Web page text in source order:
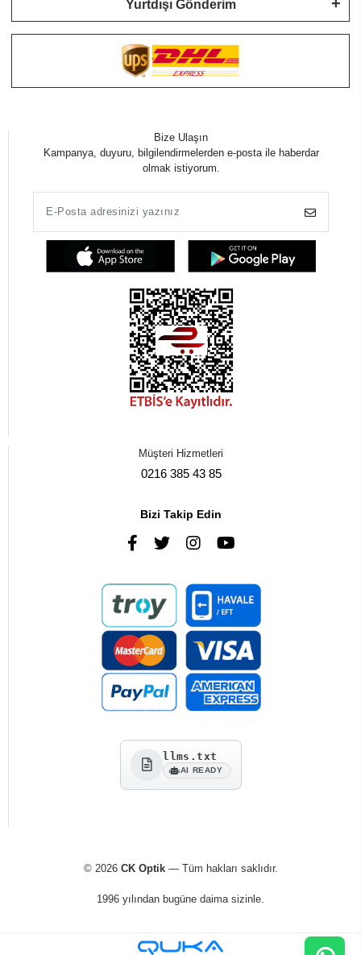
Yurtdışı Gönderim
Bize Ulaşın
Kampanya, duyuru, bilgilendirmelerden e-posta ile haberdar
olmak istiyorum.
Müşteri Hizmetleri
0216 385 43 85
Bizi Takip Edin
llms.txt
AI READY
© 2026 CK Optik— Tüm hakları saklıdır.
1996 yılından bugüne daima sizinle.